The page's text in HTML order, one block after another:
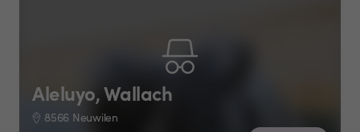
Aleluyo, Wallach
8566 Neuwilen